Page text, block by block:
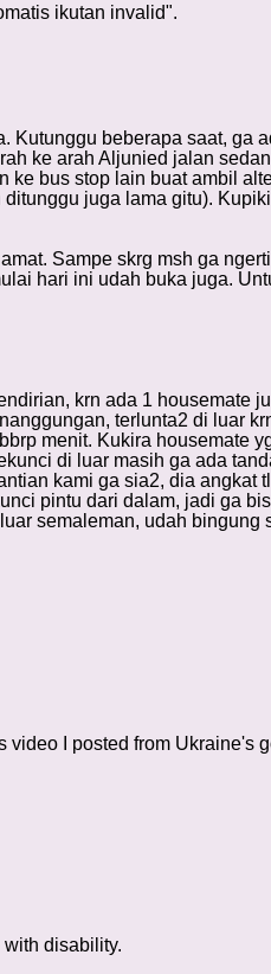
ikutan invalid".
Kutunggu beberapa saat, ga
ke arah Aljunied jalan
ke bus stop lain buat ambil
juga lama gitu).
Sampe skrg msh ga
hari ini udah buka juga.
krn ada 1 housemate
terlunta2 di luar
menit. Kukira housemate
di luar masih ga ada
kami ga sia2, dia angkat
pintu dari dalam, jadi ga
semaleman, udah bingung
video I posted from Ukraine's
disability.